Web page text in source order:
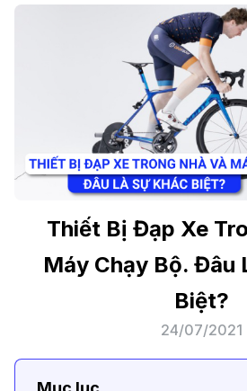
Thiết Bị Đạp Xe
Máy Chạy Bộ. Đâu
Biệt?
24/07/2021